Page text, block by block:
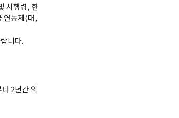
시행령, 한
연동제(대,
니다.
2년간 의